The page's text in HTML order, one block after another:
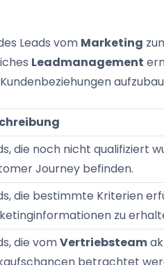
Leads vom Marketing
Leadmanagement
die noch nicht qualifiziert
Journey befinden.
die bestimmte Kriterien
zu
die vomVertriebsteam